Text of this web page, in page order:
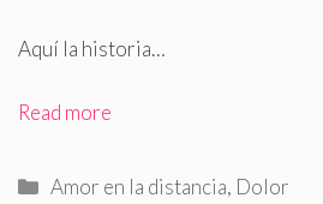
Aquí la historia…
Read more
Categorías
Amor en la distancia, Dolor